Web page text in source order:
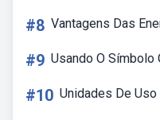
#8 Vantagens Das
#9 Usando O Símbolo
#10 Unidades De